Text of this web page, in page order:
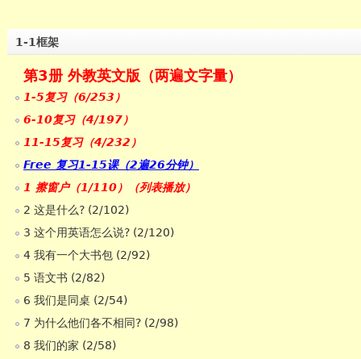
1-1框架
第3册 外教英文版（两遍文字量）
1-5复习（6/253）
6-10复习（4/197）
11-15复习（4/232）
Free 复习1-15课（2遍26分钟）
1 擦窗户（1/110）（列表播放）
2 这是什么? (2/102)
3 这个用英语怎么说? (2/120)
4 我有一个大书包 (2/92)
5 语文书 (2/82)
6 我们是同桌 (2/54)
7 为什么他们各不相同? (2/98)
8 我们的家 (2/58)